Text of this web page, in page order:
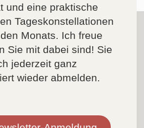
und eine praktische
Tageskonstellationen
Monats. Ich freue
Sie mit dabei sind! Sie
jederzeit ganz
wieder abmelden.